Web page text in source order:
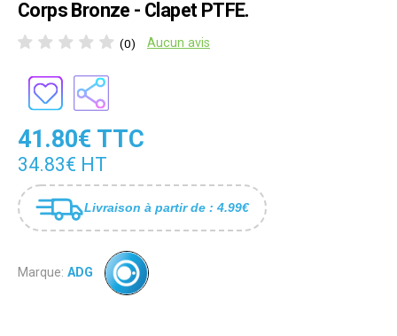
Corps Bronze - Clapet PTFE.
(0) Aucun avis
41.80€ TTC
34.83€ HT
Livraison à partir de : 4.99€
Marque: ADG